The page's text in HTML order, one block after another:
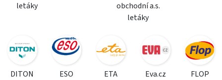
letáky
obchodní a.s.
letáky
DITON
ESO
ETA
Eva.cz
FLOP